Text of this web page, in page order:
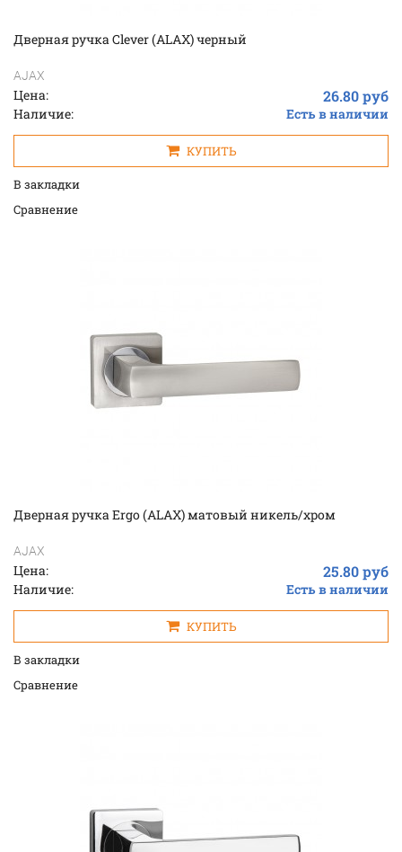
Дверная ручка Clever (ALAX) черный
AJAX
Цена: 26.80 руб
Наличие: Есть в наличии
КУПИТЬ
В закладки
Cравнение
Дверная ручка Ergo (ALAX) матовый никель/хром
AJAX
Цена: 25.80 руб
Наличие: Есть в наличии
КУПИТЬ
В закладки
Cравнение